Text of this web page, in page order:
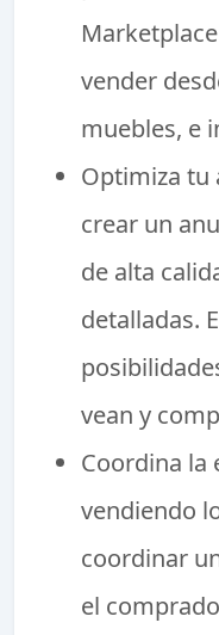
vender
muebles, e
Optimiza tu
crear un
de alta
detalladas.
vean y
Coordina la
vendiendo
coordinar
el